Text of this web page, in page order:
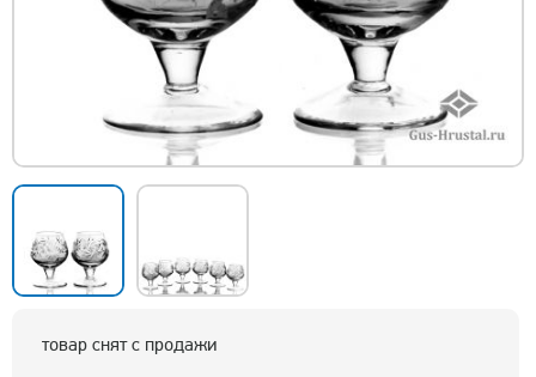
товар снят с продажи